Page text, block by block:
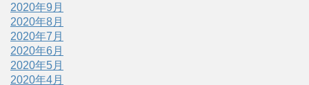
2020年9月
2020年8月
2020年7月
2020年6月
2020年5月
2020年4月